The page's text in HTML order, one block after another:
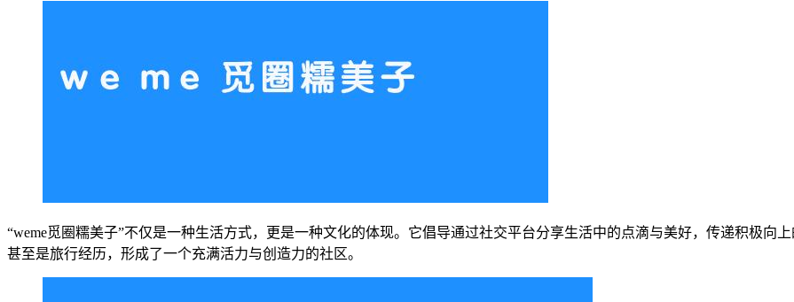
“weme觅圈糯美子”不仅是一种生活方式，更是一种文化的体现。它倡导通过社交平台分享生活中的点滴与美好，传递积极向
甚至是旅行经历，形成了一个充满活力与创造力的社区。